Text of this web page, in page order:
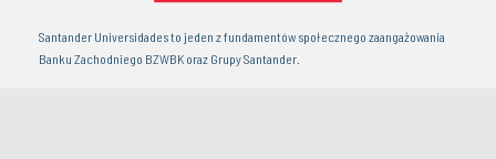
Santander Universidades to jeden z fundamentów społecznego zaangażowania
Banku Zachodniego BZWBK oraz Grupy Santander.